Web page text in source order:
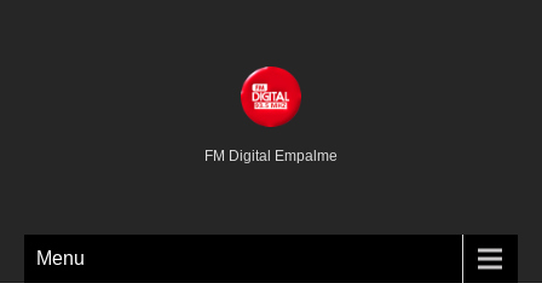
FM Digital Empalme
Menu